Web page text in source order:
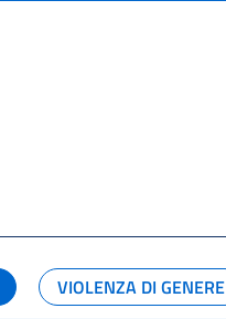
VIOLENZA DI GENERE